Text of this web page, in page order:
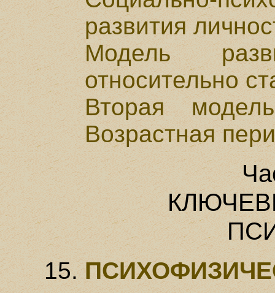
развития
Модель
относительно
Вторая
Возрастная